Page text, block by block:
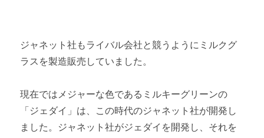
ジャネット社もライバル会社と競うようにミルクグ
ラスを製造販売していました。
現在ではメジャーな色であるミルキーグリーンの
「ジェダイ」は、この時代のジャネット社が開発し
ました。ジャネット社がジェダイを開発し、それを